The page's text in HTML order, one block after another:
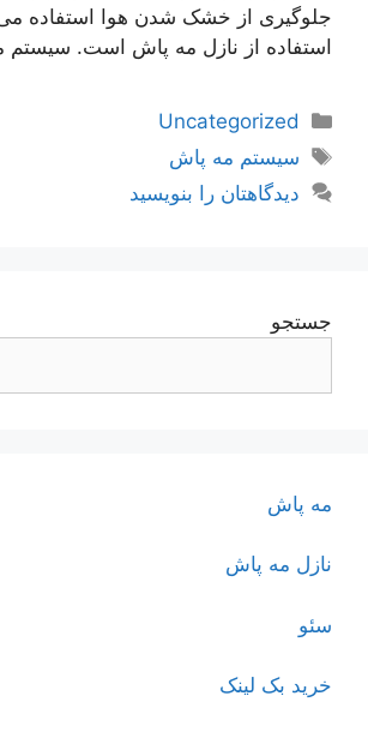
جلوگیری از خشک شدن هوا استفاده
استفاده از نازل مه پاش است.
دسته‌ها
Uncategorized
برچسب‌ها
سیستم مه پاش
دیدگاهتان را بنویسید
جستجو
مه پاش
نازل مه پاش
سئو
خرید بک لینک